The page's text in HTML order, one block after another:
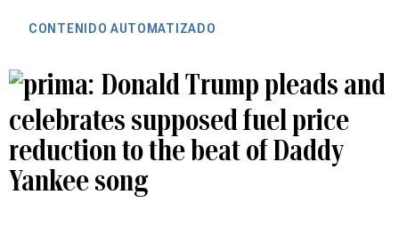
CONTENIDO AUTOMATIZADO
Donald Trump pleads and
celebrates supposed fuel price
reduction to the beat of Daddy
Yankee song